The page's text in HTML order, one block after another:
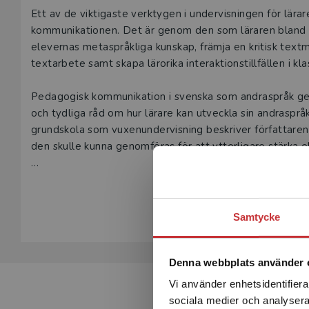
Samtycke
Denna webbplats använder
Vi använder
sociala medier och
Beskrivning
Ett av de viktigaste verktygen i undervisningen för
kommunikationen. Det är genom den som läraren
elevernas metaspråkliga kunskap, främja en kritisk
textarbete samt skapa lärorika interaktionstillfällen i
Pedagogisk kommunikation i svenska som andraspråk
och tydliga råd om hur lärare kan utveckla sin
grundskola som vuxenundervisning beskriver
den skulle kunna genomföras för att ytterligare stärka
den som söker fördjupade språkdidaktiska kunskaper
litteracitetspraktiker och utbildnings­sociologi.